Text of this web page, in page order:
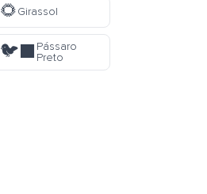
🌻Girassol
🐦‍⬛
Pássaro
Preto